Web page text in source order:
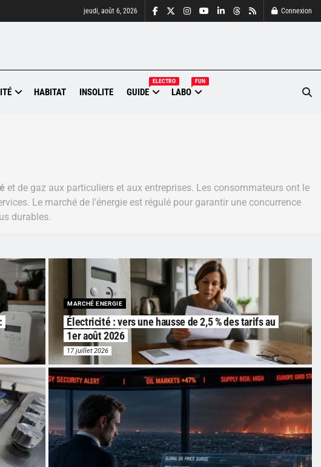
jeudi, août 6, 2026 Connexion
HABITAT INSOLITE GUIDE
ELECTRO
LABO
FUN
et de gaz aux particuliers et aux entreprises. Les consommateurs ont le
Le marché de l'énergie est régulé pour garantir une concurrence
durables.
MARCHÉ ENERGIE
Électricité : vers une hausse de 2,5 % des tarifs au
1er août 2026
17 juillet 2026